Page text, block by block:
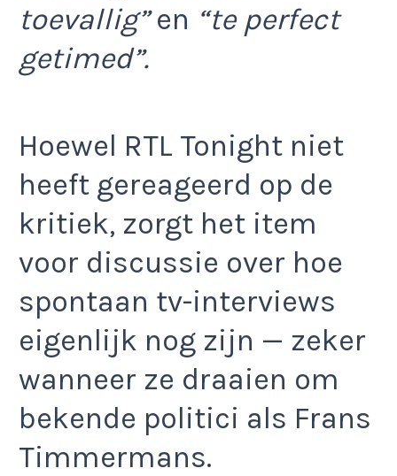
toevallig”en “te perfect
getimed”.
Hoewel RTL Tonight niet
heeft gereageerd op de
kritiek, zorgt het item
voor discussie over hoe
spontaan tv-interviews
eigenlijk nog zijn — zeker
wanneer ze draaien om
bekende politici als Frans
Timmermans.